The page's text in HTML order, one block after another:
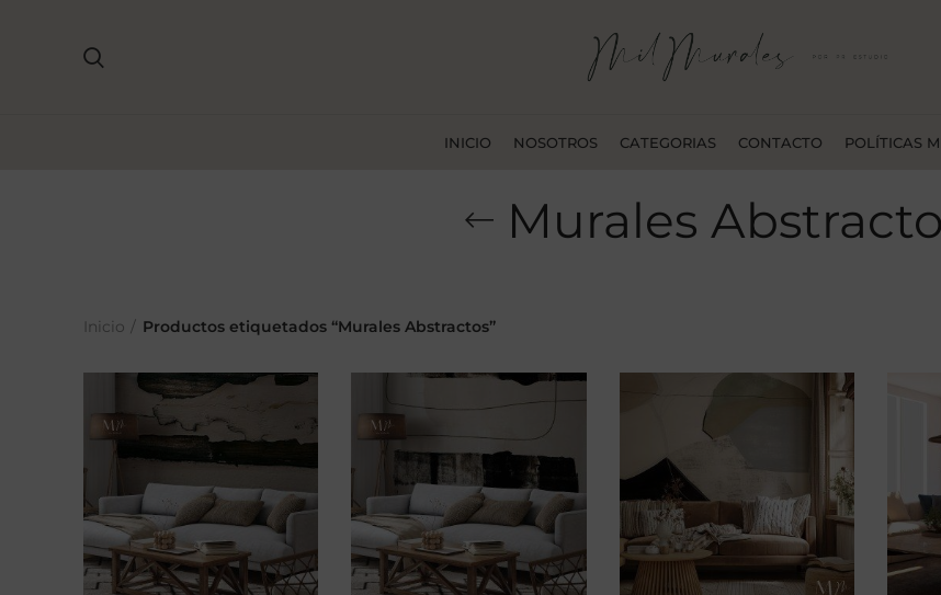
INICIO NOSOTROS CATEGORIAS CONTACTO POLÍTICAS
Murales
Inicio Productos etiquetados “Murales Abstractos”